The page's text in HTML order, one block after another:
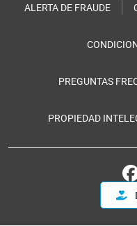
ALERTA DE FRAUDE
PREGUNTAS
PROPIEDAD